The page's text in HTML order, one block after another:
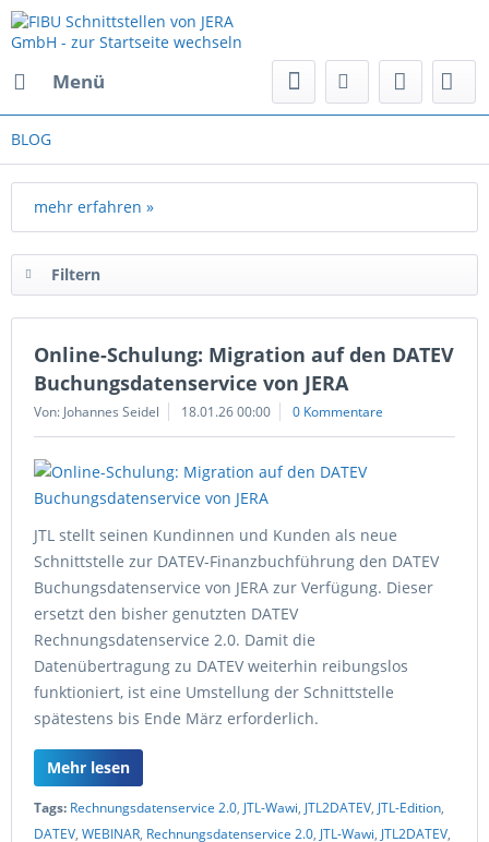
Menü
BLOG
mehr erfahren »
Filtern
Online-Schulung: Migration auf den DATEV
Buchungsdatenservice von JERA
Von: Johannes Seidel 18.01.26 00:00 0 Kommentare
JTL stellt seinen Kundinnen und Kunden als neue
Schnittstelle zur DATEV-Finanzbuchführung den DATEV
Buchungsdatenservice von JERA zur Verfügung. Dieser
ersetzt den bisher genutzten DATEV
Rechnungsdatenservice 2.0. Damit die
Datenübertragung zu DATEV weiterhin reibungslos
funktioniert, ist eine Umstellung der Schnittstelle
spätestens bis Ende März erforderlich.
Mehr lesen
Tags: Rechnungsdatenservice 2.0, JTL-Wawi, JTL2DATEV, JTL-Edition,
DATEV, WEBINAR, Rechnungsdatenservice 2.0, JTL-Wawi, JTL2DATEV,